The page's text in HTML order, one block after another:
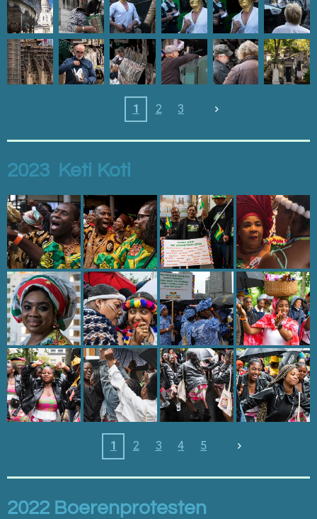
1 2 3
2023 Keti Koti
1 2 3 4 5
2022 Boerenprotesten